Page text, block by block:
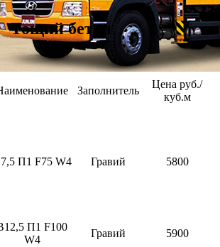
Тощий бетон
Заполнитель
Цена руб./
куб.м
П1 F75 W4 Гравий 5800
П1 F100
W4
Гравий 5900